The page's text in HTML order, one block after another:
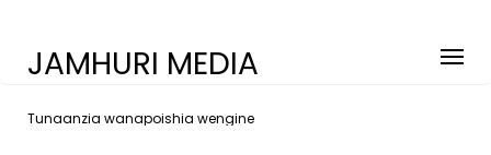
JAMHURI MEDIA
Tunaanzia wanapoishia wengine